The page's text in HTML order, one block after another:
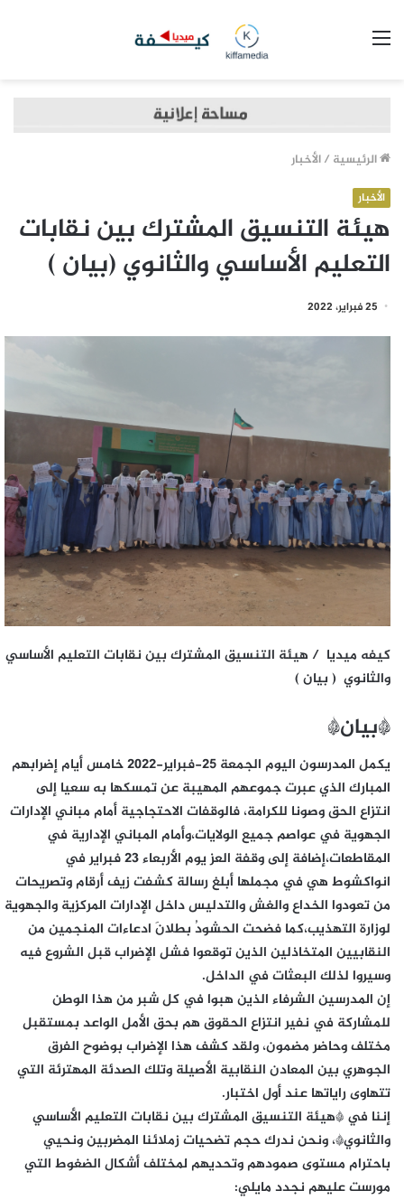
الرئيسية /الأخبار
الأخبار
هيئة التنسيق المشترك بين نقابات
التعليم الأساسي والثانوي (بيان )
25 فبراير، 2022
كيفه ميديا / هيئة التنسيق المشترك بين نقابات التعليم الأساسي
والثانوي ( بيان )
*بيان*
يكمل المدرسون اليوم الجمعة 25-فبراير-2022 خامس أيام إضرابهم
المبارك الذي عبرت جموعهم المهيبة عن تمسكها به سعيا إلى
انتزاع الحق وصونا للكرامة، فالوقفات الاحتجاجية أمام مباني الإدارات
الجهوية في عواصم جميع الولايات،وأمام المباني الإدارية في
المقاطعات،إضافة إلى وقفة العز يوم الأربعاء 23 فبراير في
انواكشوط هي في مجملها أبلغ رسالة كشفت زيف أرقام وتصريحات
من تعودوا الخداع والغش والتدليس داخل الإدارات المركزية والجهوية
لوزارة التهذيب،كما فضحت الحشودُ بطلانَ ادعاءات المنجمين من
النقابيين المتخاذلين الذين توقعوا فشل الإضراب قبل الشروع فيه
وسيروا لذلك البعثات في الداخل.
إن المدرسين الشرفاء الذين هبوا في كل شبر من هذا الوطن
للمشاركة في نفير انتزاع الحقوق هم بحق الأمل الواعد بمستقبل
مختلف وحاضر مضمون، ولقد كشف هذا الإضراب بوضوح الفرق
الجوهري بين المعادن النقابية الأصيلة وتلك الصدئة المهترئة التي
تتهاوى راياتها عند أول اختبار.
إننا في *هيئة التنسيق المشترك بين نقابات التعليم الأساسي
والثانوي*، ونحن ندرك حجم تضحيات زملائنا المضربين ونحيي
باحترام مستوى صمودهم وتحديهم لمختلف أشكال الضغوط التي
مورست عليهم نجدد مايلي: